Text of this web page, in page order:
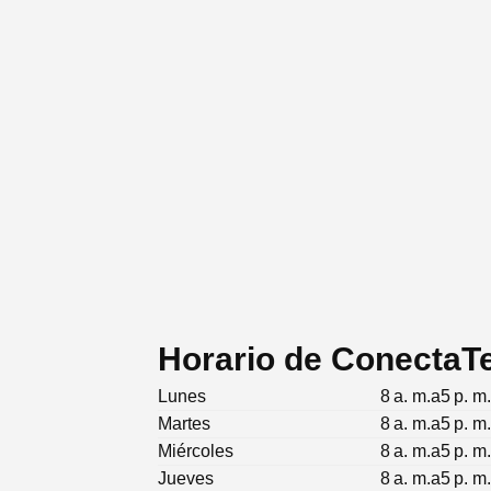
Horario de
Lunes
8 a. m.a5 p. m.
Martes
8 a. m.a5 p. m.
Miércoles
8 a. m.a5 p. m.
Jueves
8 a. m.a5 p. m.